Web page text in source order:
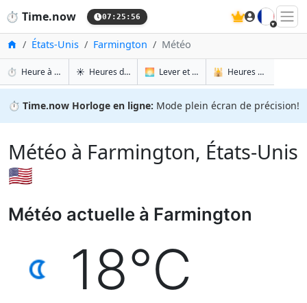
⏱️ Time.now 07:25:57 🇫🇷
Accueil
États-Unis Farmington Météo
⏱️ Heure à Farmington ☀️ Heures de lever et de coucher du soleil à Farmington 🌅 Lever et coucher du soleil Demain à Farmington 🕌 Heures de prière à Farmington
⏱️ Time.now Horloge en ligne: Mode plein écran de précision!
Météo à Farmington, États-Unis
🇺🇸
Météo actuelle à Farmington
18°C